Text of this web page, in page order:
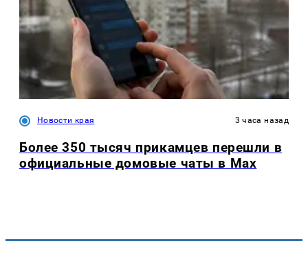
Новости края 3 часа назад
Более 350 тысяч прикамцев перешли в
официальные домовые чаты в Max